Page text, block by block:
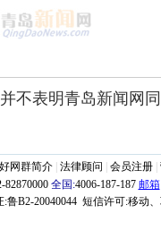
不表明青岛新闻网